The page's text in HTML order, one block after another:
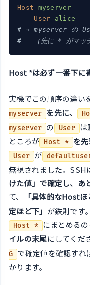
Host
myserver
User
alice
# → myserver の
#   （先に * がマッチ
Host *は必ず一番下に
実機でこの順序の違い
myserver
を先に、
myserver
の User は
ところが
Host * を
User が
無視されました。SSH
けた値」で確定し、あ
て、
「具体的なHostほ
定ほど下」 が鉄則です
Host * にまとめる
イルの末尾にしてくだ
G
で確定値を確認す
かります。